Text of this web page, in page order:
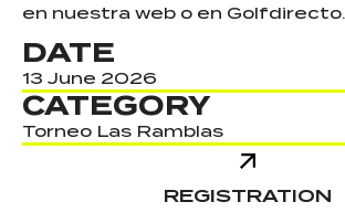
en nuestra web o en Golfdirecto.
DATE
13 June 2026
CATEGORY
Torneo Las Ramblas
REGISTRATION